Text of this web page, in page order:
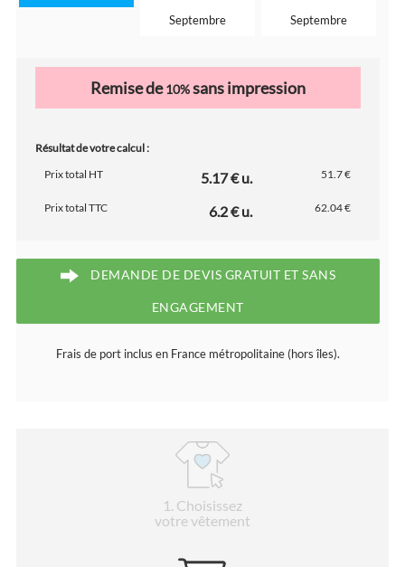
Septembre
Septembre
Remise de10%sans impression
Résultat de votre calcul :
Prix total HT
5.17 € u. 51.7 €
Prix total TTC 6.2 € u. 62.04 €
DEMANDE DE DEVIS GRATUIT ET SANS
ENGAGEMENT
Frais de port inclus en France métropolitaine (hors îles).
1 . Choisissez
votre vêtement